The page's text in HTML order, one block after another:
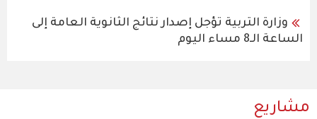
وزارة التربية تؤجل إصدار نتائج الثانوية العامة إلى
الساعة الـ8 مساء اليوم
مشاريع